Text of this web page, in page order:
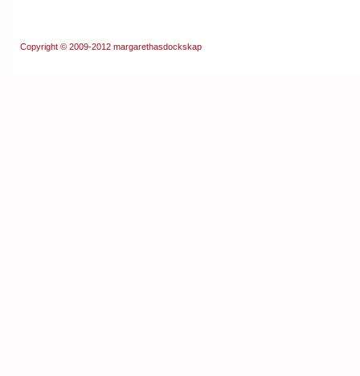
Copyright © 2009-2012 margarethasdockskap